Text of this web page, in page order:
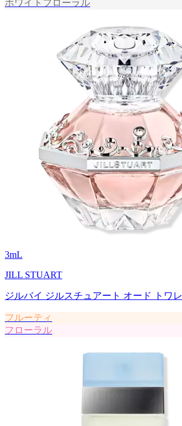
ホワイトフローラル
3mL
JILL STUART
ジルバイ ジルスチュアート オード トワレ
フルーティ
フローラル